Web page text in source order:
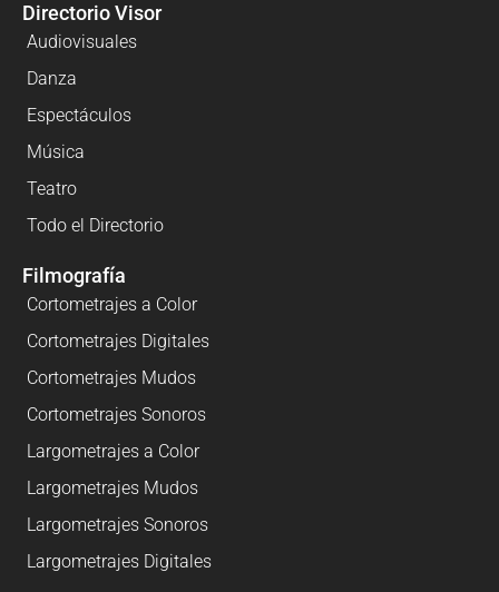
Directorio Visor
Audiovisuales
Danza
Espectáculos
Música
Teatro
Todo el Directorio
Filmografía
Cortometrajes a Color
Cortometrajes Digitales
Cortometrajes Mudos
Cortometrajes Sonoros
Largometrajes a Color
Largometrajes Mudos
Largometrajes Sonoros
Largometrajes Digitales